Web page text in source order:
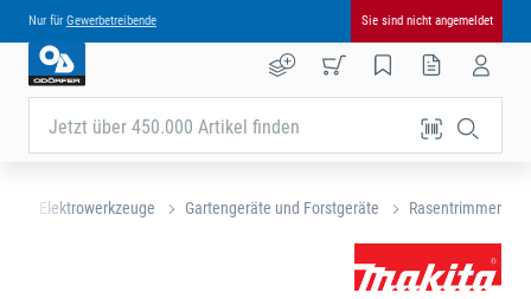
Nur für Gewerbetreibende Sie sind nicht angemeldet
Jetzt über 450.000 Artikel finden
Elektrowerkzeuge Gartengeräte und Forstgeräte Rasentrimmer